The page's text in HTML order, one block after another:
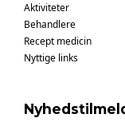
Aktiviteter
Behandlere
Recept medicin
Nyttige links